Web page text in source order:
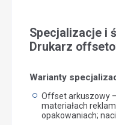
Specjalizacje i
Drukarz
Warianty
Offset arkuszowy
materiałach
opakowaniach;